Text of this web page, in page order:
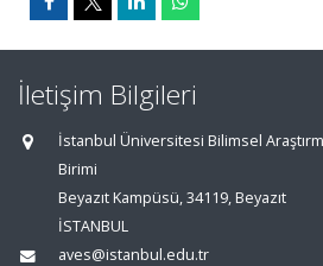
İletişim Bilgileri
İstanbul Üniversitesi Bilimsel
Birimi
Beyazıt Kampüsü, 34119, Beyazıt
İSTANBUL
aves@istanbul.edu.tr